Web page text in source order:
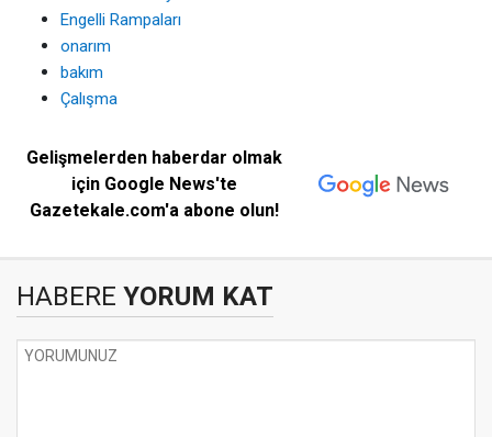
Engelli Rampaları
onarım
bakım
Çalışma
Gelişmelerden haberdar olmak
için Google News'te
Gazetekale.com'a abone olun!
HABERE YORUM KAT